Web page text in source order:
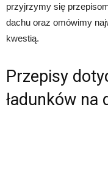
przyjrzymy się
dachu oraz omówimy
kwestią.
Przepisy
ładunków na